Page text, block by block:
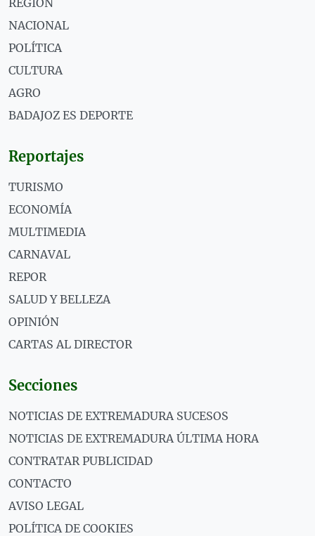
NACIONAL
POLÍTICA
CULTURA
AGRO
BADAJOZ ES DEPORTE
Reportajes
TURISMO
ECONOMÍA
MULTIMEDIA
CARNAVAL
REPOR
SALUD Y BELLEZA
OPINIÓN
CARTAS AL DIRECTOR
Secciones
NOTICIAS DE EXTREMADURA SUCESOS
NOTICIAS DE EXTREMADURA ÚLTIMA HORA
CONTRATAR PUBLICIDAD
CONTACTO
AVISO LEGAL
POLÍTICA DE COOKIES